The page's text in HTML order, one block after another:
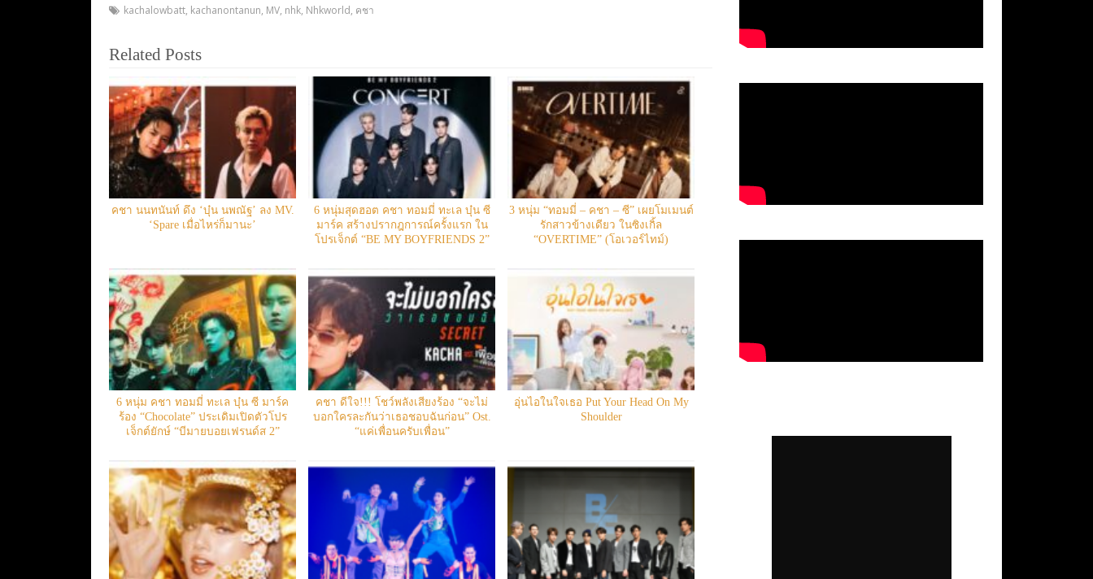
kachalowbatt, kachanontanun, MV, nhk, Nhkworld, คชา
Related Posts
คชา นนทนันท์ ดึง ‘บุ๋น นพณัฐ’ ลง MV.
‘Spare เมื่อไหร่ก็มานะ’
6 หนุ่มสุดฮอต คชา ทอมมี่ ทะเล บุ๋น ซี
มาร์ค สร้างปรากฎการณ์ครั้งแรก ใน
โปรเจ็กต์ “BE MY BOYFRIENDS 2”
3 หนุ่ม “ทอมมี่ – คชา – ซี” เผยโมเมนต์
รักสาวข้างเดียว ในซิงเกิ้ล
“OVERTIME” (โอเวอร์ไทม์)
6 หนุ่ม คชา ทอมมี่ ทะเล บุ๋น ซี มาร์ค
ร้อง “Chocolate” ประเดิมเปิดตัวโปร
เจ็กต์ยักษ์ “บีมายบอยเฟรนด์ส 2”
คชา ดีใจ!!! โชว์พลังเสียงร้อง “จะไม่
บอกใครละกันว่าเธอชอบฉันก่อน” Ost.
“แค่เพื่อนครับเพื่อน”
อุ่นไอในใจเธอ Put Your Head On My
Shoulder